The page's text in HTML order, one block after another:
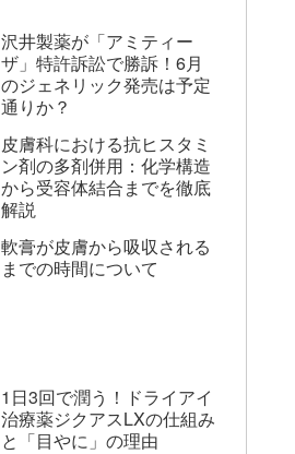
沢井製薬が「アミティー
ザ」特許訴訟で勝訴！6月
のジェネリック発売は予定
通りか？
皮膚科における抗ヒスタミ
ン剤の多剤併用：化学構造
から受容体結合までを徹底
解説
軟膏が皮膚から吸収される
までの時間について
1日3回で潤う！ドライアイ
治療薬ジクアスLXの仕組み
と「目やに」の理由